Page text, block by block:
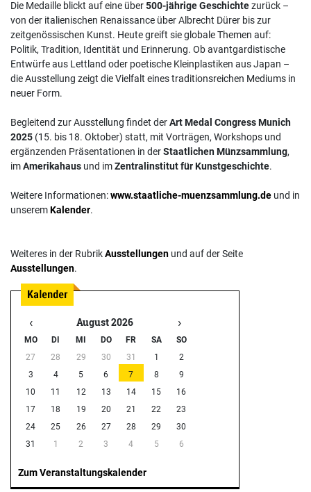
Die Medaille blickt auf eine über500-jährige Geschichtezurück –
von der italienischen Renaissance über Albrecht Dürer bis zur
zeitgenössischen Kunst. Heute greift sie globale Themen auf:
Politik, Tradition, Identität und Erinnerung. Ob avantgardistische
Entwürfe aus Lettland oder poetische Kleinplastiken aus Japan –
die Ausstellung zeigt die Vielfalt eines traditionsreichen Mediums in
neuer Form.
Begleitend zur Ausstellung findet derArt Medal Congress Munich
2025 (15. bis 18. Oktober) statt, mit Vorträgen, Workshops und
ergänzenden Präsentationen in derStaatlichen Münzsammlung,
imAmerikahaus und imZentralinstitut für Kunstgeschichte.
Weitere Informationen:www.staatliche-muenzsammlung.de und in
unseremKalender.
Weiteres in der RubrikAusstellungen und auf der Seite
Ausstellungen.
‹ August 2026 ›
MO DI MI DO FR SA
SO
27
28 29 30 31 1
2
3
4 5 6 7 8
9
10
11 12 13 14 15
16
17
18 19 20 21 22
23
24
25 26 27 28 29
30
31
1 2 3 4 5 6
Zum Veranstaltungskalender